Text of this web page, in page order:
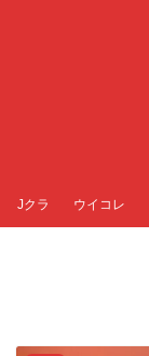
Jクラ ウイコレ